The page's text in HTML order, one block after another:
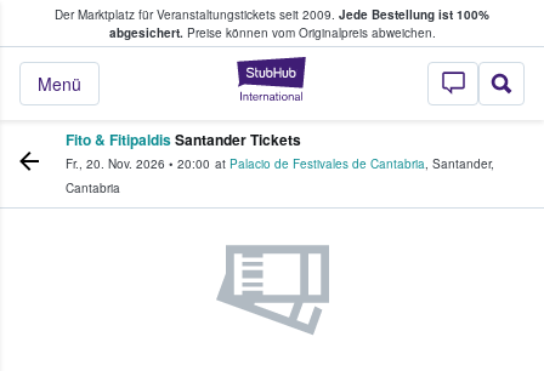
Der Marktplatz für Veranstaltungstickets seit 2009. Jede Bestellung ist 100%
abgesichert.Preise können vom Originalpreis abweichen.
StubHub - Wo
Menü
Tickets kaufen & verkaufen
Fito & FitipaldisSantander Tickets
Fr., 20. Nov. 2026 • 20:00 at Palacio de Festivales de Cantabria, Santander,
Cantabria